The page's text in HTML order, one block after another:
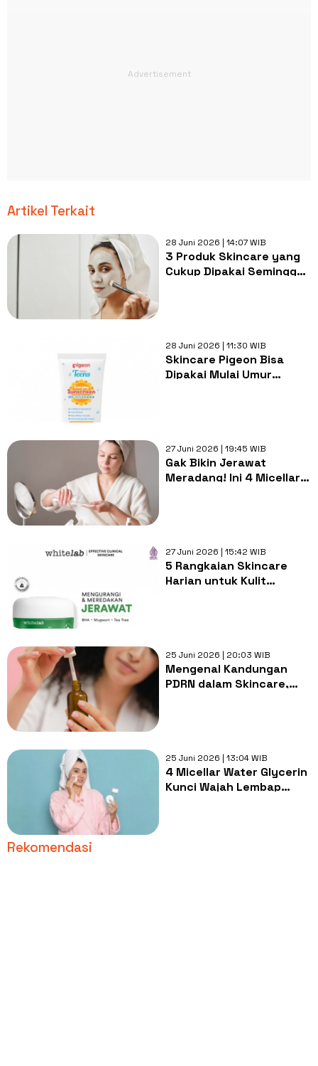
Artikel Terkait
28 Juni 2026 | 14:07 WIB
3 Produk Skincare yang
Cukup Dipakai Seminggu
28 Juni 2026 | 11:30 WIB
Skincare Pigeon Bisa
Dipakai Mulai Umur
27 Juni 2026 | 19:45 WIB
Gak Bikin Jerawat
Meradang! Ini 4 Micellar
27 Juni 2026 | 15:42 WIB
5 Rangkaian Skincare
Harian untuk Kulit
25 Juni 2026 | 20:03 WIB
Mengenal Kandungan
PDRN dalam Skincare,
25 Juni 2026 | 13:04 WIB
4 Micellar Water Glycerin
Kunci Wajah Lembap
Rekomendasi